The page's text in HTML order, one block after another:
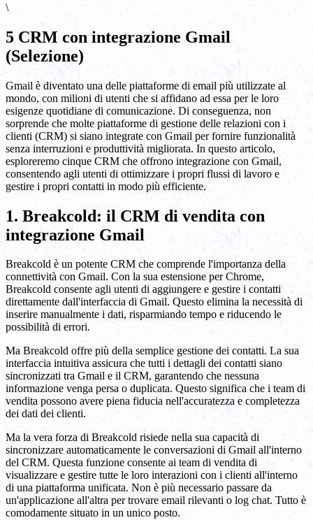
\
5 CRM con integrazione Gmail
(Selezione)
Gmail è diventato una delle piattaforme di email più utilizzate al
mondo, con milioni di utenti che si affidano ad essa per le loro
esigenze quotidiane di comunicazione. Di conseguenza, non
sorprende che molte piattaforme di gestione delle relazioni con i
clienti (CRM) si siano integrate con Gmail per fornire funzionalità
senza interruzioni e produttività migliorata. In questo articolo,
esploreremo cinque CRM che offrono integrazione con Gmail,
consentendo agli utenti di ottimizzare i propri flussi di lavoro e
gestire i propri contatti in modo più efficiente.
1. Breakcold: il CRM di vendita con
integrazione Gmail
Breakcold è un potente CRM che comprende l'importanza della
connettività con Gmail. Con la sua estensione per Chrome,
Breakcold consente agli utenti di aggiungere e gestire i contatti
direttamente dall'interfaccia di Gmail. Questo elimina la necessità di
inserire manualmente i dati, risparmiando tempo e riducendo le
possibilità di errori.
Ma Breakcold offre più della semplice gestione dei contatti. La sua
interfaccia intuitiva assicura che tutti i dettagli dei contatti siano
sincronizzati tra Gmail e il CRM, garantendo che nessuna
informazione venga persa o duplicata. Questo significa che i team di
vendita possono avere piena fiducia nell'accuratezza e completezza
dei dati dei clienti.
Ma la vera forza di Breakcold risiede nella sua capacità di
sincronizzare automaticamente le conversazioni di Gmail all'interno
del CRM. Questa funzione consente ai team di vendita di
visualizzare e gestire tutte le loro interazioni con i clienti all'interno
di una piattaforma unificata. Non è più necessario passare da
un'applicazione all'altra per trovare email rilevanti o log chat. Tutto è
comodamente situato in un unico posto.